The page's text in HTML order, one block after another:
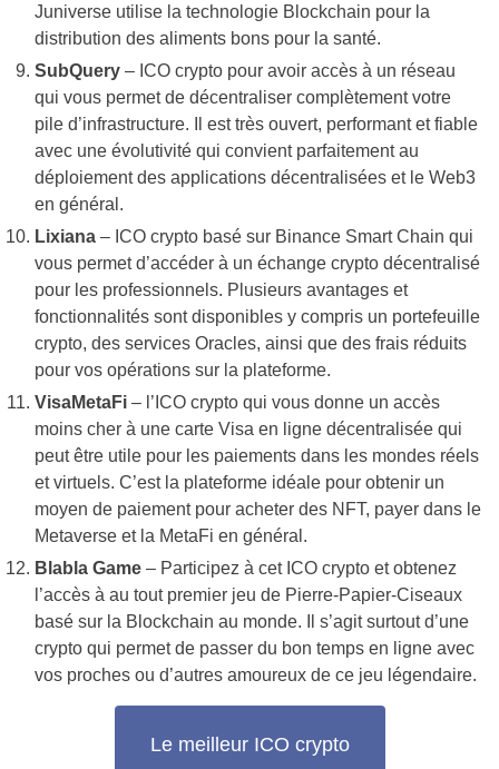
Juniverse utilise la technologie Blockchain pour la
distribution des aliments bons pour la santé.
SubQuery– ICO crypto pour avoir accès à un réseau
qui vous permet de décentraliser complètement votre
pile d’infrastructure. Il est très ouvert, performant et fiable
avec une évolutivité qui convient parfaitement au
déploiement des applications décentralisées et le Web3
en général.
Lixiana– ICO crypto basé sur Binance Smart Chain qui
vous permet d’accéder à un échange crypto décentralisé
pour les professionnels. Plusieurs avantages et
fonctionnalités sont disponibles y compris un portefeuille
crypto, des services Oracles, ainsi que des frais réduits
pour vos opérations sur la plateforme.
VisaMetaFi– l’ICO crypto qui vous donne un accès
moins cher à une carte Visa en ligne décentralisée qui
peut être utile pour les paiements dans les mondes réels
et virtuels. C’est la plateforme idéale pour obtenir un
moyen de paiement pour acheter des NFT, payer dans le
Metaverse et la MetaFi en général.
Blabla Game– Participez à cet ICO crypto et obtenez
l’accès à au tout premier jeu de Pierre-Papier-Ciseaux
basé sur la Blockchain au monde. Il s’agit surtout d’une
crypto qui permet de passer du bon temps en ligne avec
vos proches ou d’autres amoureux de ce jeu légendaire.
Le meilleur ICO crypto